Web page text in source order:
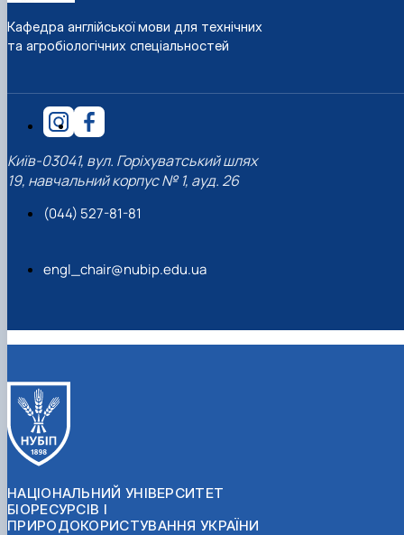
Кафедра англійської мови для технічних
та агробіологічних спеціальностей
Київ-03041, вул. Горіхуватський шлях
19, навчальний корпус № 1, ауд. 26
(044) 527-81-81
engl_chair@nubip.edu.ua
НАЦІОНАЛЬНИЙ УНІВЕРСИТЕТ
БІОРЕСУРСІВ І
ПРИРОДОКОРИСТУВАННЯ УКРАЇНИ